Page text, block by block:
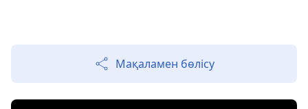
Мақаламен бөлісу